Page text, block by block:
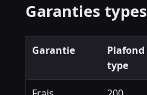
Garanties types
Garantie
Plafond
type